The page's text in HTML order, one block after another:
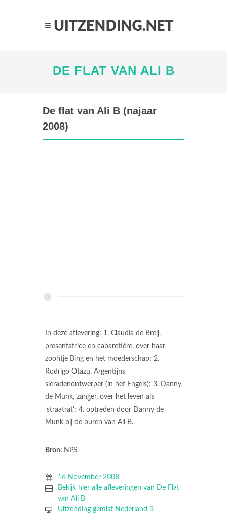
DE FLAT VAN ALI B
De flat van Ali B (najaar
2008)
In deze aflevering: 1. Claudia de Breij,
presentatrice en cabaretière, over haar
zoontje Bing en het moederschap; 2.
Rodrigo Otazu, Argentijns
sieradenontwerper (in het Engels); 3. Danny
de Munk, zanger, over het leven als
'straatrat'; 4. optreden door Danny de
Munk bij de buren van Ali B.
Bron: NPS
16 November 2008
Bekijk hier alle afleveringen van De Flat
van Ali B
Uitzending gemist Nederland 3